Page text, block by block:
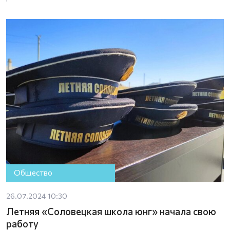
Общество
26.07.2024 10:30
Летняя «Соловецкая школа юнг» начала свою
работу